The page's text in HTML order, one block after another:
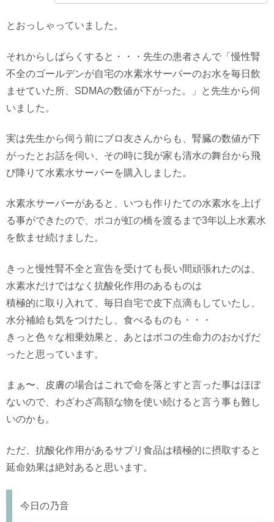
とおっしゃっていました。
それからしばらくすると・・・先生の患者さんで「慢性腎
不全のゴールデンが自宅の水素水サーバーのお水を毎日飲
ませていた所、SDMAの数値が下がった。」と先生から伺
いました。
実は先生から伺う前にブロ友さんからも、腎臓の数値が下
がったとお話を伺い、その時に我が家も清水の舞台から飛
び降りて水素水サーバーを購入しました。
水素水サーバーがあると、いつも作りたての水素水を上げ
る事ができたので、ポコが虹の橋を渡るまで3年以上水素水
を飲ませ続けました。
きっと慢性腎不全と宣告を受けても長い間頑張れたのは、
水素水だけではなく抗酸化作用のあるものは
積極的に取り入れて、毎日自宅で皮下点滴もしていたし、
水分補給も気をつけたし、食べるものも・・・
きっと色々な相乗効果と、あとはポコの生命力のおかげだ
ったと思っています。
まぁ〜、皮膚の場合はこれで命を落とすと言った事はほぼ
ないので、わざわざ高額な物を使い続けると言う事も難し
いのかも。
ただ、抗酸化作用があるサプリ食品は積極的に摂取すると
延命効果は絶対あると思います。
今日の乃音